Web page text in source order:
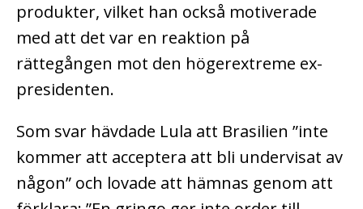
produkter, vilket han också motiverade
med att det var en reaktion på
rättegången mot den högerextreme ex-
presidenten.
Som svar hävdade Lula att Brasilien ”inte
kommer att acceptera att bli undervisat av
någon” och lovade att hämnas genom att